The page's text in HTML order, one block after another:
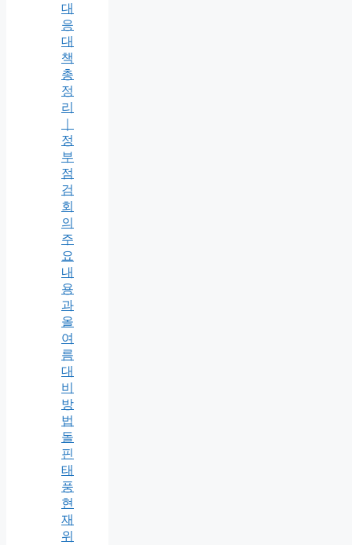
대
응
대
책
총
정
리
정
부
점
검
회
의
주
요
내
용
과
올
여
름
대
비
방
법
돌
핀
태
풍
현
재
위